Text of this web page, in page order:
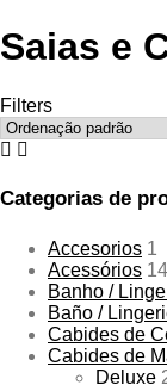
Saias e
Filters
Categorias de
Accesorios 1
Acessórios 14
Banho /
Baño /
Cabides de
Cabides de
Deluxe